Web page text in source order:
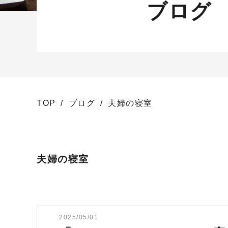
ブログ
TOP ブログ 夫婦の寝室
夫婦の寝室
2025/05/01